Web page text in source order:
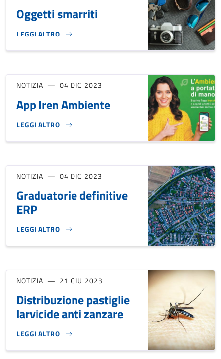
Oggetti smarriti
LEGGI ALTRO
OGGETTI SMARRITI}
NOTIZIA 04 DIC 2023
App Iren Ambiente
LEGGI ALTRO
APP IREN AMBIENTE}
NOTIZIA 04 DIC 2023
Graduatorie definitive
ERP
LEGGI ALTRO
GRADUATORIE DEFINITIVE ERP}
NOTIZIA 21 GIU 2023
Distribuzione pastiglie
larvicide anti zanzare
LEGGI ALTRO
DISTRIBUZIONE PASTIGLIE LARVICIDE ANTI ZANZARE}